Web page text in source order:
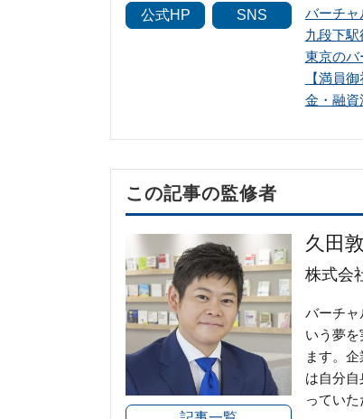
バーチャ
九段下駅
東京のバ
【満員
金・融資
公式HP SNS
この記事の監修者
久田
株式会
バーチャ
いう夢
ます。
は自分
っていた